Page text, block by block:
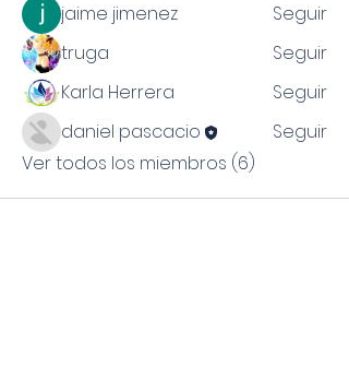
jaime jimenez
Seguir
truga
Seguir
Karla Herrera
Seguir
daniel pascacio
Seguir
Ver todos los miembros (6)